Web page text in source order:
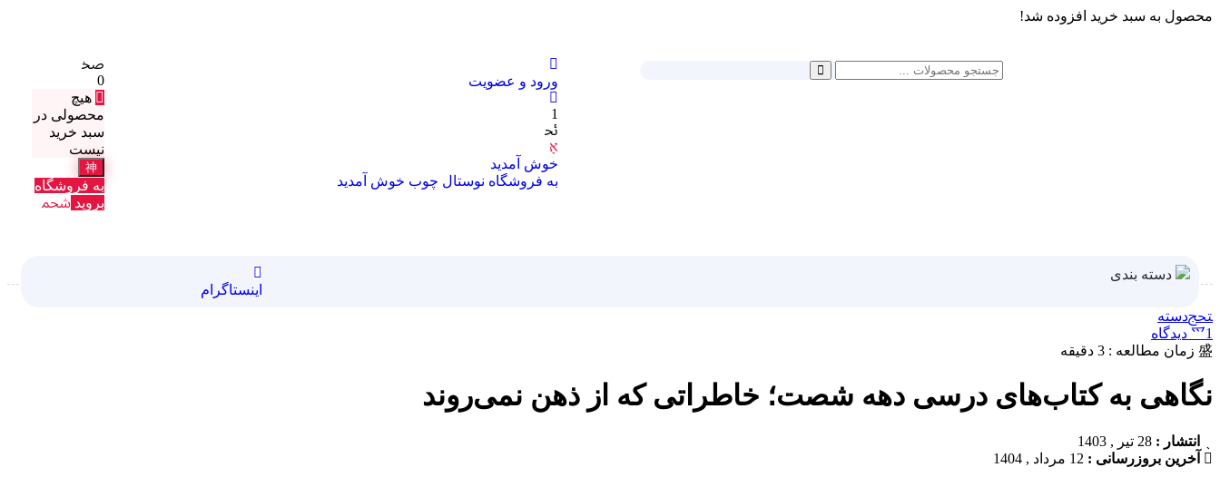
محصول به سبد خرید افزوده شد!
ورود و عضویت
1
خوش آمدید
به فروشگاه نوستال چوب خوش آمدید
0
هیچ
محصولی در
سبد خرید
نیست
به فروشگاه
بروید
دسته بندی
اینستاگرام
دسته‌
1 دیدگاه
زمان مطالعه : 3 دقیقه
نگاهی به کتاب‌های درسی دهه شصت؛ خاطراتی که از ذهن نمی‌روند
انتشار :
آخرین بروزرسانی :